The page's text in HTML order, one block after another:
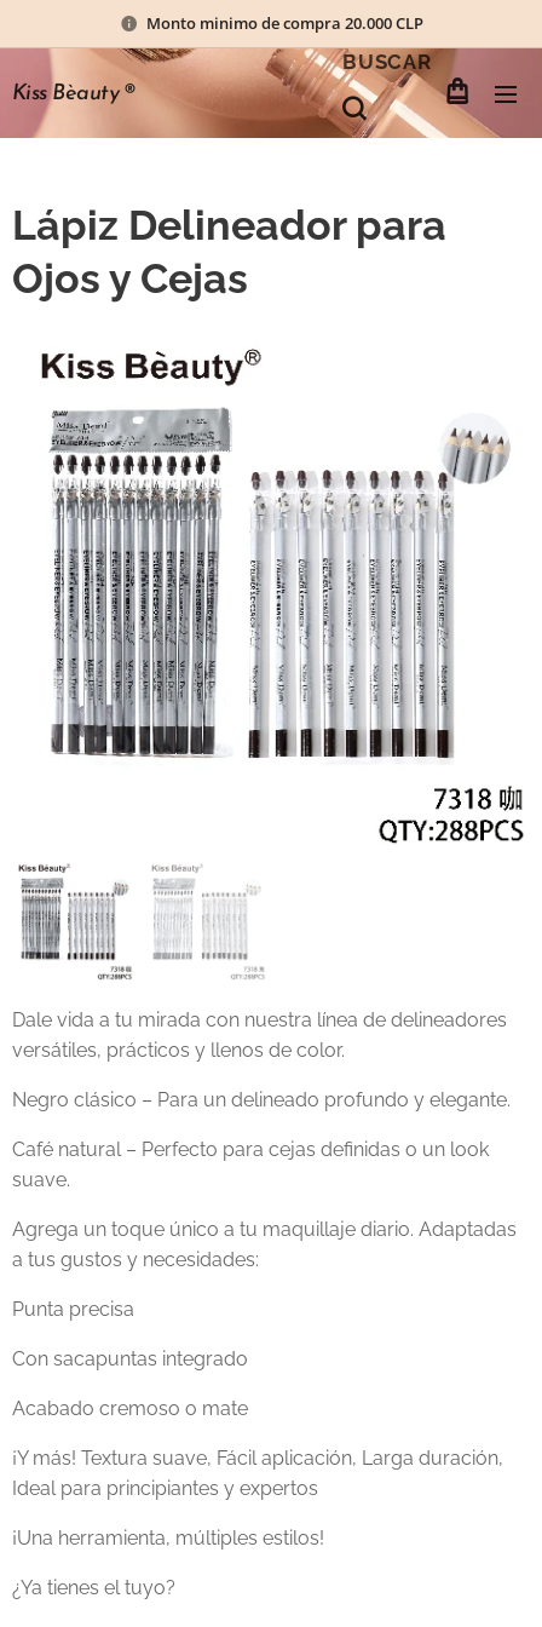
Monto minimo de compra 20.000 CLP
Kiss Bèauty®
BUSCAR
Lápiz Delineador para
Ojos y Cejas
Dale vida a tu mirada con nuestra línea de delineadores
versátiles, prácticos y llenos de color.
Negro clásico – Para un delineado profundo y elegante.
Café natural – Perfecto para cejas definidas o un look
suave.
Agrega un toque único a tu maquillaje diario. Adaptadas
a tus gustos y necesidades:
Punta precisa
Con sacapuntas integrado
Acabado cremoso o mate
¡Y más! Textura suave, Fácil aplicación, Larga duración,
Ideal para principiantes y expertos
¡Una herramienta, múltiples estilos!
¿Ya tienes el tuyo?